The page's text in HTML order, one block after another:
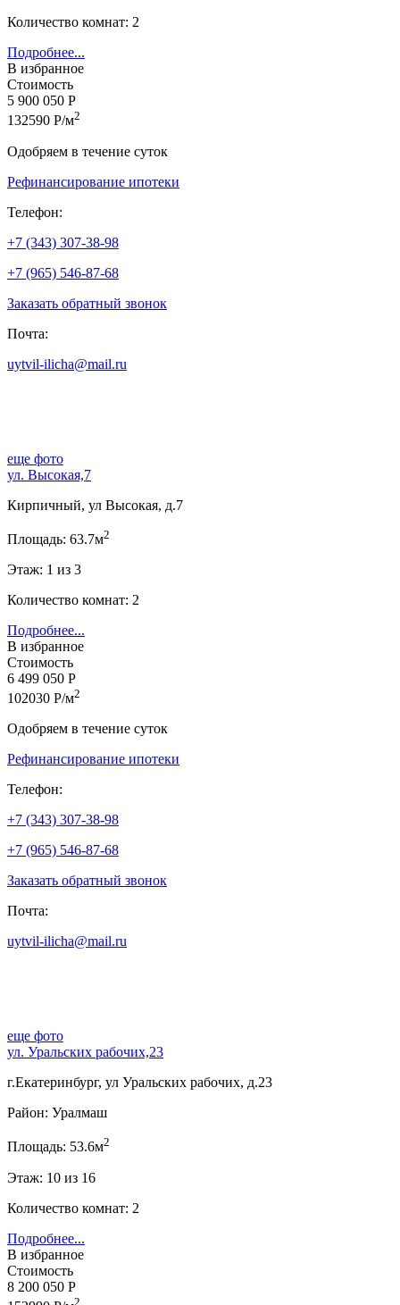
Количество комнат: 2
Подробнее...
В избранное
Стоимость
5 900 050 Р
132590 Р/м2
Одобряем в течение суток
Рефинансирование ипотеки
Телефон:
+7 (343) 307-38-98
+7 (965) 546-87-68
Заказать обратный звонок
Почта:
uytvil-ilicha@mail.ru
еще фото
ул. Высокая,7
Кирпичный, ул Высокая, д.7
Площадь: 63.7м2
Этаж: 1 из 3
Количество комнат: 2
Подробнее...
В избранное
Стоимость
6 499 050 Р
102030 Р/м2
Одобряем в течение суток
Рефинансирование ипотеки
Телефон:
+7 (343) 307-38-98
+7 (965) 546-87-68
Заказать обратный звонок
Почта:
uytvil-ilicha@mail.ru
еще фото
ул. Уральских рабочих,23
г.Екатеринбург, ул Уральских рабочих, д.23
Район: Уралмаш
Площадь: 53.6м2
Этаж: 10 из 16
Количество комнат: 2
Подробнее...
В избранное
Стоимость
8 200 050 Р
2